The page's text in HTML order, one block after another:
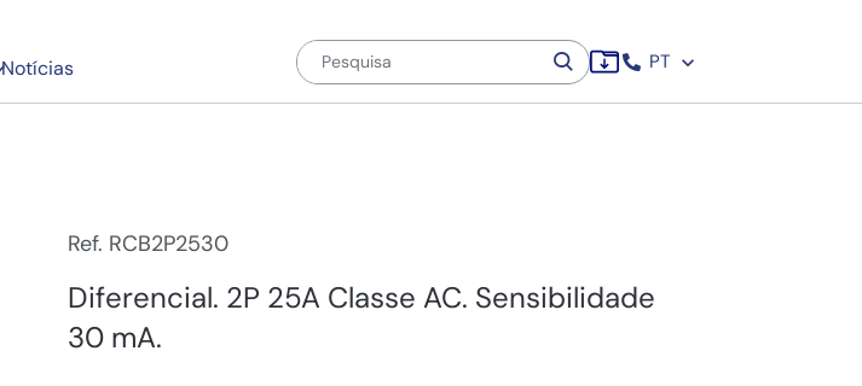
Notícias PT
Ref. RCB2P2530
Diferencial. 2P 25A Classe AC. Sensibilidade
30 mA.